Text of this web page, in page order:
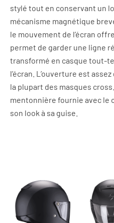
stylé tout en conservant un
mécanisme magnétique
le mouvement de l’écran
permet de garder une ligne
transformé en casque tout-
l’écran. L’ouverture est
la plupart des masques
mentonnière fournie avec le
son look à sa guise.